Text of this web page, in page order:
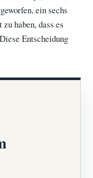
ein sechs
haben, dass es
Entscheidung